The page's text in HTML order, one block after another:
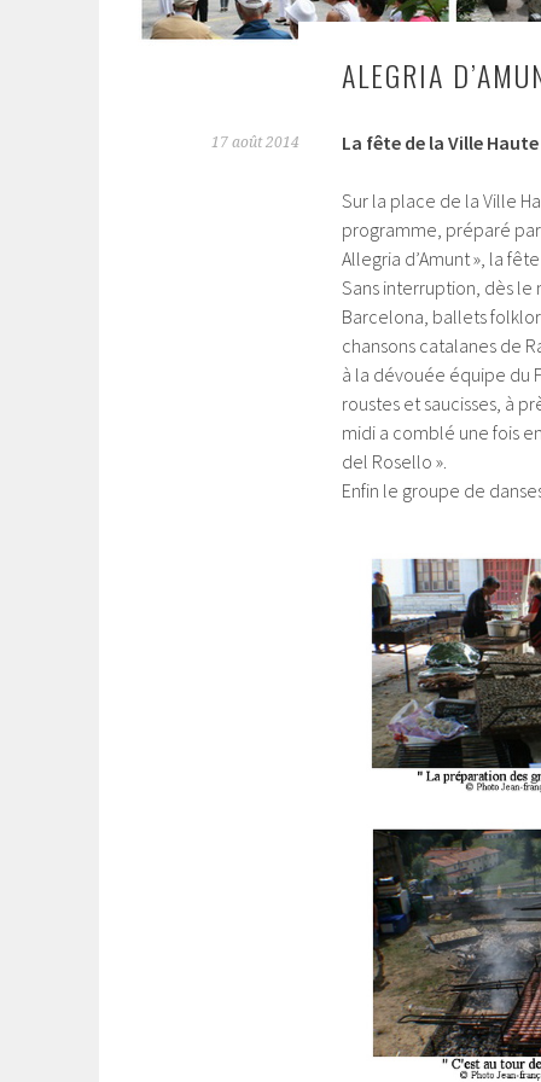
ALEGRIA
17 août 2014 La fête de la Ville
Sur la place de la Ville
programme, préparé
Allegria d’Amunt », la
Sans interruption, dès le
Barcelona, ballets
chansons catalanes de
à la dévouée équipe du
roustes et saucisses, à
midi a comblé une fois
del Rosello ».
Enfin le groupe de